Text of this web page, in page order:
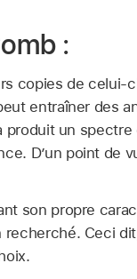
:
copies de celui-
entraîner des
produit un
D’un point de
son propre
Ceci